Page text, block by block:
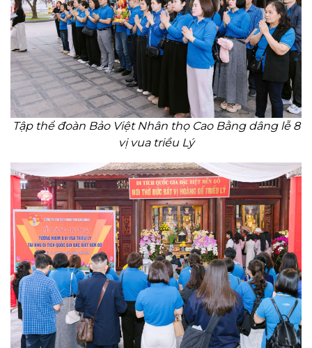
Tập thể đoàn Bảo Việt Nhân thọ Cao Bằng dâng lễ 8
vị vua triều Lý